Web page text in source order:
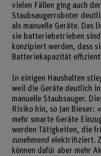
vielen Fällen ging auch
Staubsaugerroboter
als manuelle Geräte. Das
sie batteriebetrieben sind
konzipiert werden, dass
Batteriekapazität effizient
In einigen Haushalten
weil die Geräte deutlich
manuelle Staubsauger.
Risiko hin, so Jan Bieser:
mehr smarte Geräte
werden Tätigkeiten, die
zunehmend elektrifiziert.
können dafür aber mehr